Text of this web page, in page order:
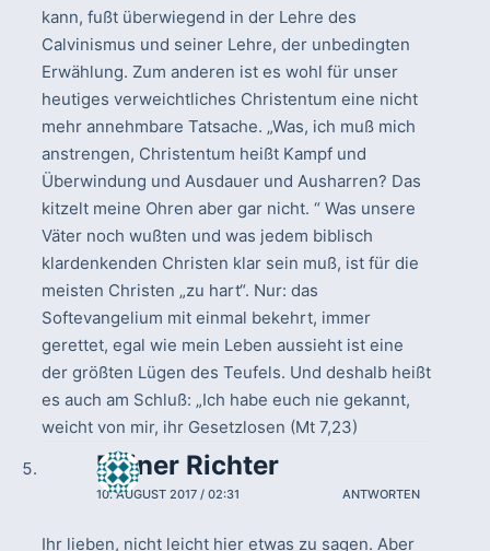
kann, fußt überwiegend in der Lehre des
Calvinismus und seiner Lehre, der unbedingten
Erwählung. Zum anderen ist es wohl für unser
heutiges verweichtliches Christentum eine nicht
mehr annehmbare Tatsache. „Was, ich muß mich
anstrengen, Christentum heißt Kampf und
Überwindung und Ausdauer und Ausharren? Das
kitzelt meine Ohren aber gar nicht. “ Was unsere
Väter noch wußten und was jedem biblisch
klardenkenden Christen klar sein muß, ist für die
meisten Christen „zu hart“. Nur: das
Softevangelium mit einmal bekehrt, immer
gerettet, egal wie mein Leben aussieht ist eine
der größten Lügen des Teufels. Und deshalb heißt
es auch am Schluß: „Ich habe euch nie gekannt,
weicht von mir, ihr Gesetzlosen (Mt 7,23)
Reiner Richter
10. AUGUST 2017 / 02:31 ANTWORTEN
Ihr lieben, nicht leicht hier etwas zu sagen. Aber